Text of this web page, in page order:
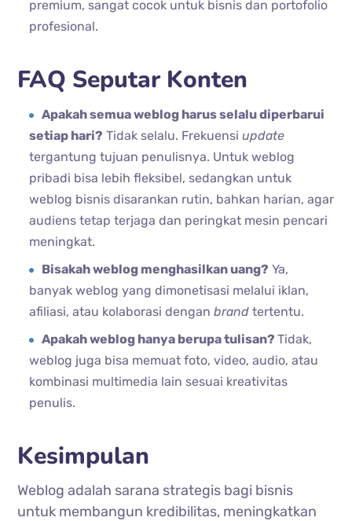
premium, sangat cocok untuk bisnis dan portofolio
profesional.
FAQ Seputar Konten
Apakah semua weblog harus selalu diperbarui
setiap hari? Tidak selalu. Frekuensiupdate
tergantung tujuan penulisnya. Untuk weblog
pribadi bisa lebih fleksibel, sedangkan untuk
weblog bisnis disarankan rutin, bahkan harian, agar
audiens tetap terjaga dan peringkat mesin pencari
meningkat.
Bisakah weblog menghasilkan uang? Ya,
banyak weblog yang dimonetisasi melalui iklan,
afiliasi, atau kolaborasi denganbrand tertentu.
Apakah weblog hanya berupa tulisan?Tidak,
weblog juga bisa memuat foto, video, audio, atau
kombinasi multimedia lain sesuai kreativitas
penulis.
Kesimpulan
Weblog adalah sarana strategis bagi bisnis
untuk membangun kredibilitas, meningkatkan